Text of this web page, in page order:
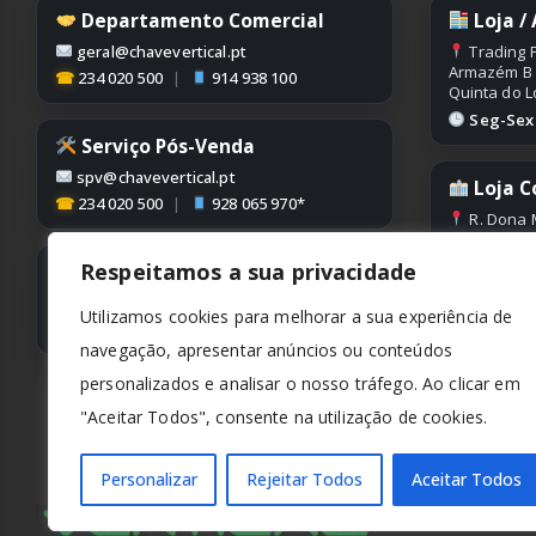
Respeitamos a sua privacidade
Utilizamos cookies para melhorar a sua experiência de
navegação, apresentar anúncios ou conteúdos
personalizados e analisar o nosso tráfego. Ao clicar em
"Aceitar Todos", consente na utilização de cookies.
Personalizar Rejeitar Todos Aceitar Todos
Departamento Comercial
geral@chavevertical.pt
☎ 234 020 500 | 914 938 100
Serviço Pós-Venda
spv@chavevertical.pt
☎ 234 020 500 | 928 065 970*
Contabilidade
234 020 500
Loja /
Trading
Armazém B
Quinta do
Seg-
Loja
R. Dona
Edifício
Seg-